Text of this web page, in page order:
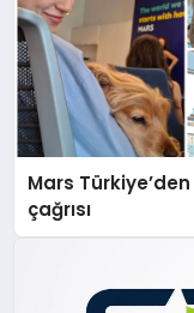
Mars
çağrısı